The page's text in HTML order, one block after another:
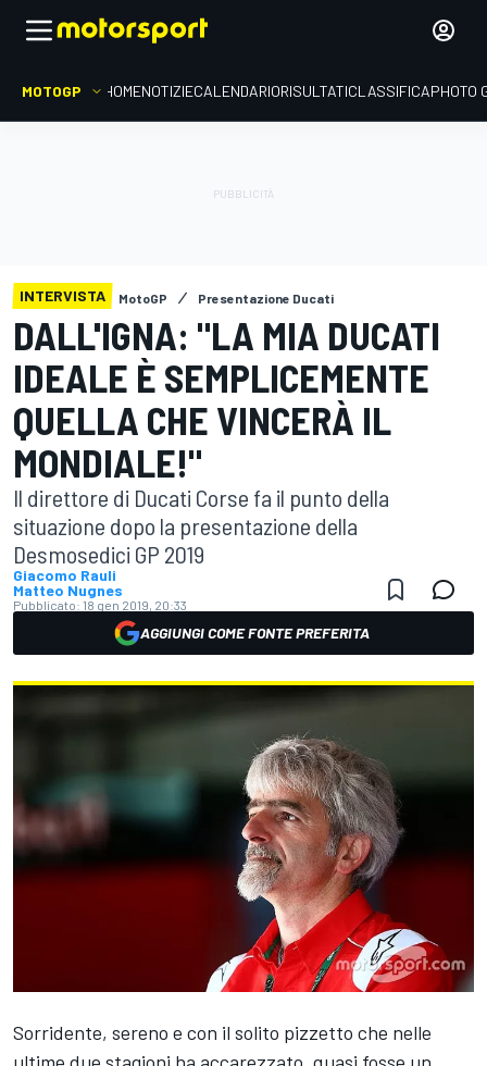
MOTOGP HOMENOTIZIECALENDARIORISULTATICLASSIFICAPHOTO
INTERVISTA MotoGP Presentazione Ducati
DALL'IGNA: "LA MIA DUCATI
IDEALE È SEMPLICEMENTE
QUELLA CHE VINCERÀ IL
MONDIALE!"
Il direttore di Ducati Corse fa il punto della
situazione dopo la presentazione della
Desmosedici GP 2019
Giacomo Rauli
Matteo Nugnes
Pubblicato: 18 gen 2019, 20:33
AGGIUNGI COME FONTE PREFERITA
Sorridente, sereno e con il solito pizzetto che nelle